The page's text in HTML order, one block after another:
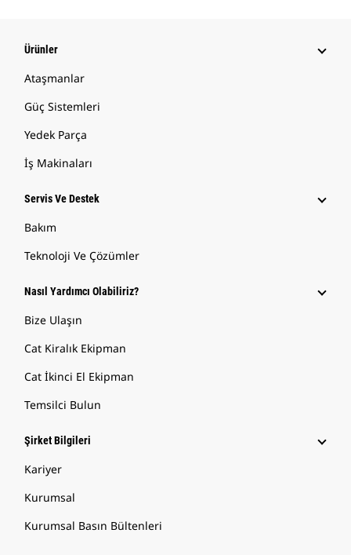
Ürünler
Ataşmanlar
Güç Sistemleri
Yedek Parça
İş Makinaları
Servis Ve Destek
Bakım
Teknoloji Ve Çözümler
Nasıl Yardımcı Olabiliriz?
Bize Ulaşın
Cat Kiralık Ekipman
Cat İkinci El Ekipman
Temsilci Bulun
Şirket Bilgileri
Kariyer
Kurumsal
Kurumsal Basın Bültenleri